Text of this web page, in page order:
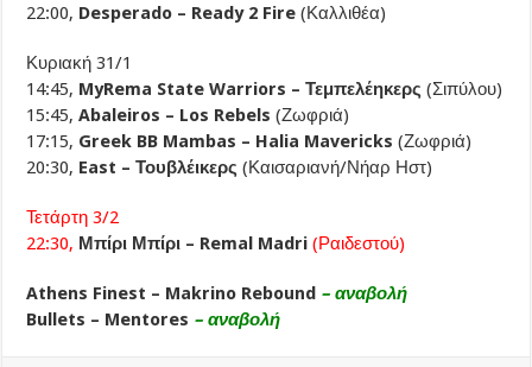
22:00, Desperado – Ready 2 Fire(Καλλιθέα)
Κυριακή 31/1
14:45, MyRema State Warriors – Τεμπελέηκερς(Σιπύλου)
15:45,Abaleiros – Los Rebels (Ζωφριά)
17:15, Greek BB Mambas – Halia Mavericks(Ζωφριά)
20:30, East – Τουβλέικερς (Καισαριανή/Νήαρ Ηστ)
Τετάρτη 3/2
22:30, Μπίρι Μπίρι – Remal Madri (Ραιδεστού)
Athens Finest – Makrino Rebound – αναβολή
Bullets – Mentores – αναβολή